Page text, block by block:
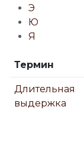
Э
Ю
Я
Термин
Длительная
выдержка